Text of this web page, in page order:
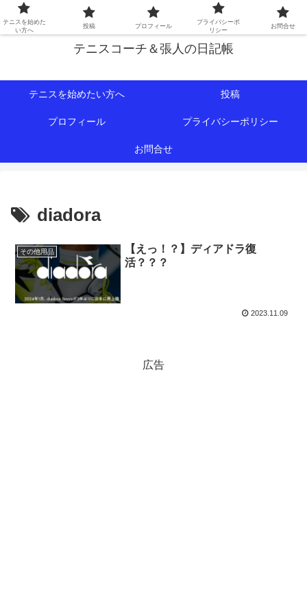
初心者∼中級者向けの情報を中心にテニスライフをサポート！
テニスコーチ＆張人の日記帳
テニスを始めたい方へ 投稿
プロフィール プライバシーポリシー
お問合せ
diadora
その他用品
【えっ！？】ディアドラ復
活？？？
2023.11.09
広告
テニスを始めた
い方へ
投稿 プロフィール
プライバシーポ
リシー
お問合せ